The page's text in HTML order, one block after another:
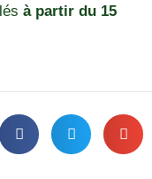
à partir du 15